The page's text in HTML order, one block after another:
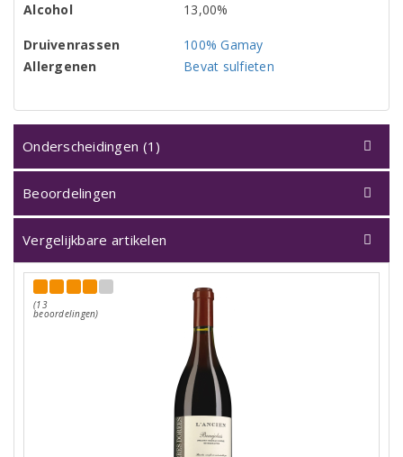
Alcohol
13,00%
Druivenrassen
100% Gamay
Allergenen
Bevat sulfieten
Onderscheidingen (1)
Beoordelingen
Vergelijkbare artikelen
(13
beoordelingen)